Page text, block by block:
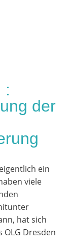
:
der
ein
viele
hat sich
Dresden